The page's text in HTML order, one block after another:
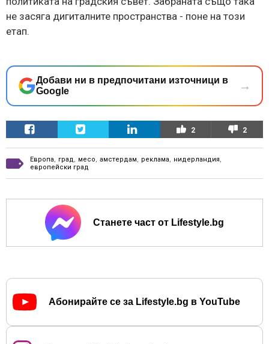
не засяга дигиталните пространства - поне на този
етап.
Добави ни в предпочитани източници в
Google
→
2 2
Европа, град, месо, амстердам, реклама, нидерландия,
европейски град
Станете част от Lifestyle.bg
Абонирайте се за Lifestyle.bg в YouTube